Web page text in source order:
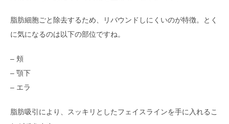
脂肪細胞ごと除去するため、リバウンドしにくいのが特徴。とく
に気になるのは以下の部位ですね。
– 頬
– 顎下
– エラ
脂肪吸引により、スッキリとしたフェイスラインを手に入れるこ